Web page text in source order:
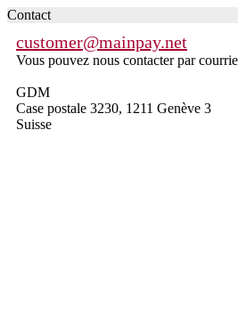
Contact
customer@mainpay.net
Vous pouvez nous contacter par
GDM
Case postale 3230, 1211 Genève 3
Suisse